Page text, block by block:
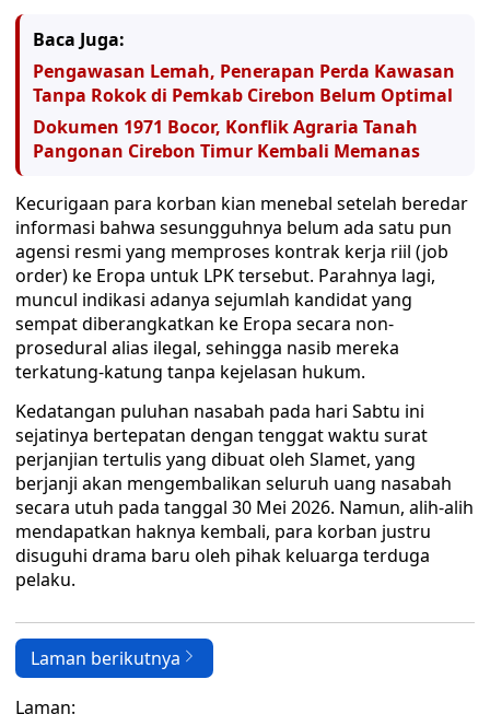
Baca Juga:
Pengawasan Lemah, Penerapan Perda Kawasan
Tanpa Rokok di Pemkab Cirebon Belum Optimal
Dokumen 1971 Bocor, Konflik Agraria Tanah
Pangonan Cirebon Timur Kembali Memanas
Kecurigaan para korban kian menebal setelah beredar
informasi bahwa sesungguhnya belum ada satu pun
agensi resmi yang memproses kontrak kerja riil (job
order) ke Eropa untuk LPK tersebut. Parahnya lagi,
muncul indikasi adanya sejumlah kandidat yang
sempat diberangkatkan ke Eropa secara non-
prosedural alias ilegal, sehingga nasib mereka
terkatung-katung tanpa kejelasan hukum.
Kedatangan puluhan nasabah pada hari Sabtu ini
sejatinya bertepatan dengan tenggat waktu surat
perjanjian tertulis yang dibuat oleh Slamet, yang
berjanji akan mengembalikan seluruh uang nasabah
secara utuh pada tanggal 30 Mei 2026. Namun, alih-alih
mendapatkan haknya kembali, para korban justru
disuguhi drama baru oleh pihak keluarga terduga
pelaku.
Laman berikutnya
Laman: